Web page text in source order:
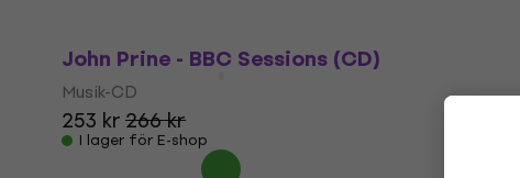
John Prine - BBC Sessions (CD)
Musik-CD
253 kr266 kr
I lager för E-shop